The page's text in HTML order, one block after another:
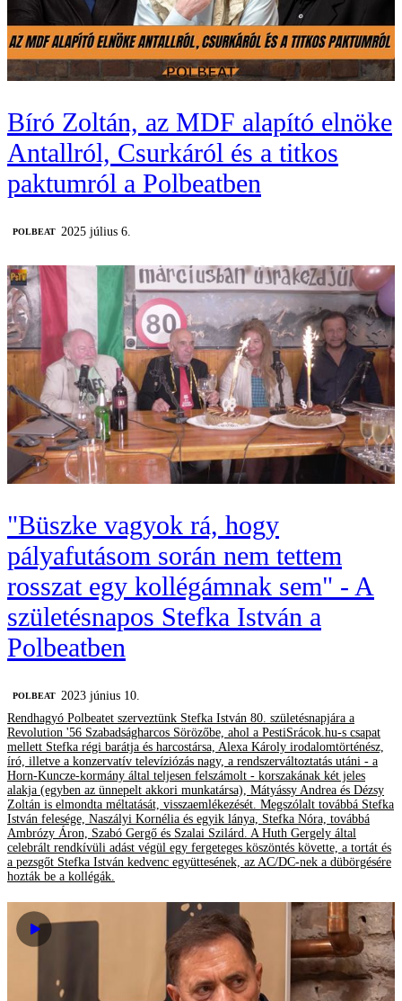
Bíró Zoltán, az MDF alapító elnöke
Antallról, Csurkáról és a titkos
paktumról a Polbeatben
‎POLBEAT 2025 július 6.
"Büszke vagyok rá, hogy
pályafutásom során nem tettem
rosszat egy kollégámnak sem" - A
születésnapos Stefka István a
Polbeatben
‎POLBEAT 2023 június 10.
Rendhagyó Polbeatet szerveztünk Stefka István 80. születésnapjára a
Revolution '56 Szabadságharcos Sörözőbe, ahol a PestiSrácok.hu-s csapat
mellett Stefka régi barátja és harcostársa, Alexa Károly irodalomtörténész,
író, illetve a konzervatív televíziózás nagy, a rendszerváltoztatás utáni - a
Horn-Kuncze-kormány által teljesen felszámolt - korszakának két jeles
alakja (egyben az ünnepelt akkori munkatársa), Mátyássy Andrea és Dézsy
Zoltán is elmondta méltatását, visszaemlékezését. Megszólalt továbbá Stefka
István felesége, Naszályi Kornélia és egyik lánya, Stefka Nóra, továbbá
Ambrózy Áron, Szabó Gergő és Szalai Szilárd. A Huth Gergely által
celebrált rendkívüli adást végül egy fergeteges köszöntés követte, a tortát és
a pezsgőt Stefka István kedvenc együttesének, az AC/DC-nek a dübörgésére
hozták be a kollégák.